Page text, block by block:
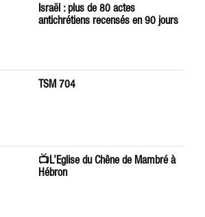
Israël : plus de 80 actes
antichrétiens recensés en 90 jours
TSM 704
📺L’Eglise du Chêne de Mambré à
Hébron